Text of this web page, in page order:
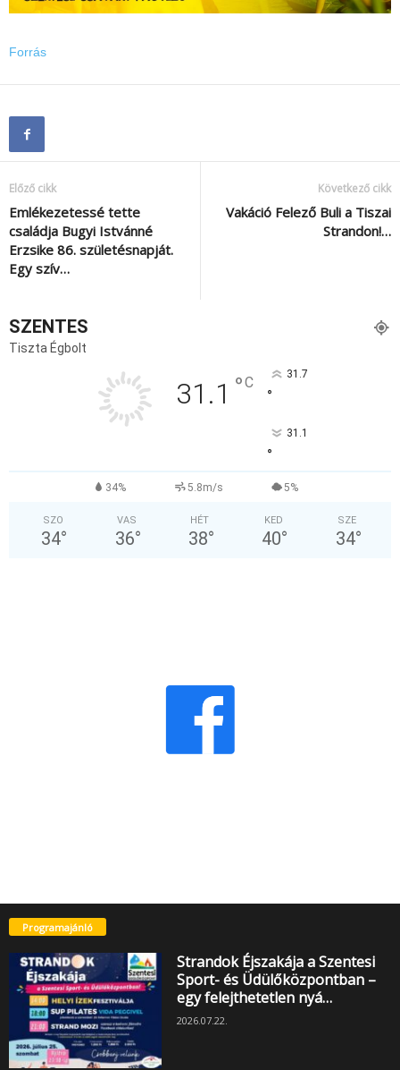
Forrás
Előző cikk
Emlékezetessé tette
családja Bugyi Istvánné
Erzsike 86. születésnapját.
Egy szív…
Következő cikk
Vakáció Felező Buli a Tiszai
Strandon!…
SZENTES
Tiszta Égbolt
31.1 °C 31.7
°
31.1
°
34% 5.8m/s 5%
SZO
34°
VAS
36°
HÉT
38°
KED
40°
SZE
34°
Programajánló
Strandok Éjszakája a Szentesi
Sport- és Üdülőközpontban –
egy felejthetetlen nyá…
2026.07.22.